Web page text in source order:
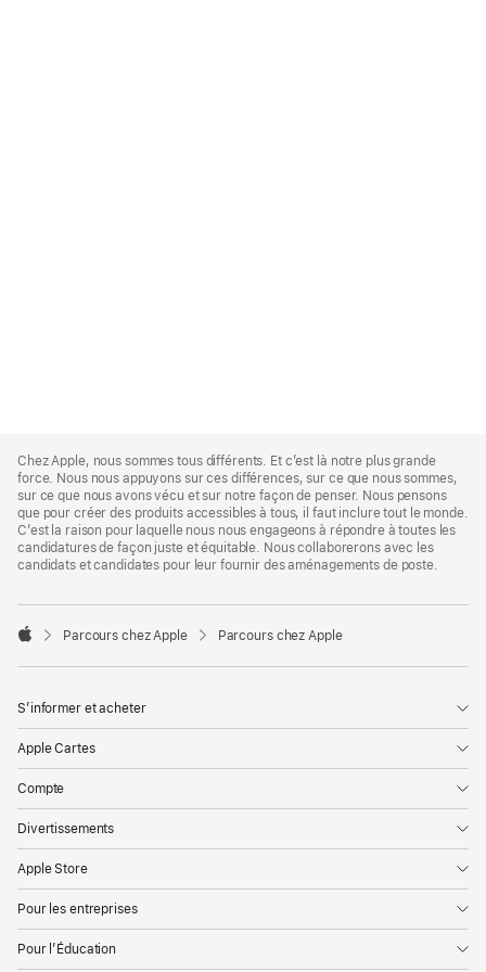
Footer
Chez Apple, nous sommes tous différents. Et c’est là notre plus grande
force. Nous nous appuyons sur ces différences, sur ce que nous sommes,
sur ce que nous avons vécu et sur notre façon de penser. Nous pensons
que pour créer des produits accessibles à tous, il faut inclure tout le monde.
C’est la raison pour laquelle nous nous engageons à répondre à toutes les
candidatures de façon juste et équitable. Nous collaborerons avec les
candidats et candidates pour leur fournir des aménagements de poste.

Parcours chez Apple Parcours chez Apple
S’informer et acheter
Apple Cartes
Compte
Divertissements
Apple Store
Pour les entreprises
Pour l’Éducation